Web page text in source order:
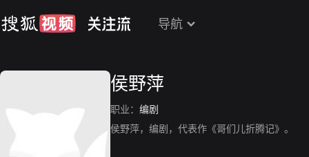
导航
侯野萍
职业： 编剧
侯野萍，编剧，代表作《哥们儿折腾记》。